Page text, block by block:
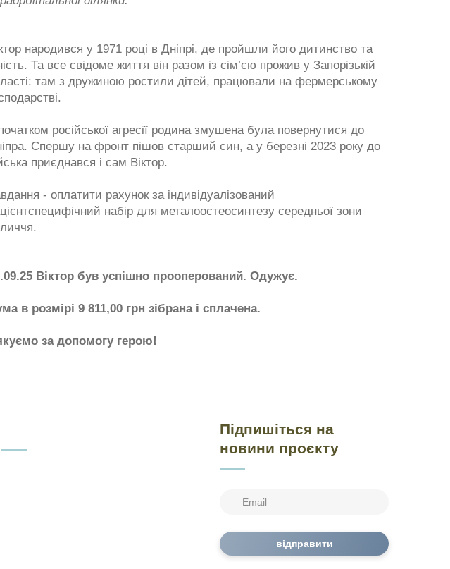
народився у 1971 році в Дніпрі, де пройшли його дитинство та
Та все свідоме життя він разом із сім’єю прожив у Запорізькій
там з дружиною ростили дітей, працювали на фермерському
російської агресії родина змушена була повернутися до
Спершу на фронт пішов старший син, а у березні 2023 року до
приєднався і сам Віктор.
- оплатити рахунок за індивідуалізований
набір для металоостеосинтезу середньої зони
Віктор був успішно прооперований. Одужує.
в розмірі 9 811,00 грн зібрана і сплачена.
за допомогу герою!
Підпишіться на
новини проєкту
відправити